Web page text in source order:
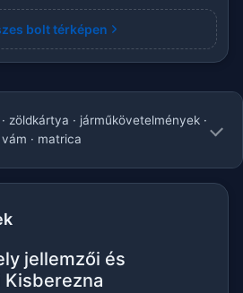
bolt térképen
· zöldkártya · járműkövetelmények ·
vám · matrica
jellemzői és